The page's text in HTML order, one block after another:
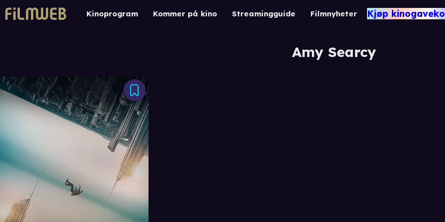
Kinoprogram Kommer på kino Streamingguide Filmnyheter Kjøp
Amy Searcy